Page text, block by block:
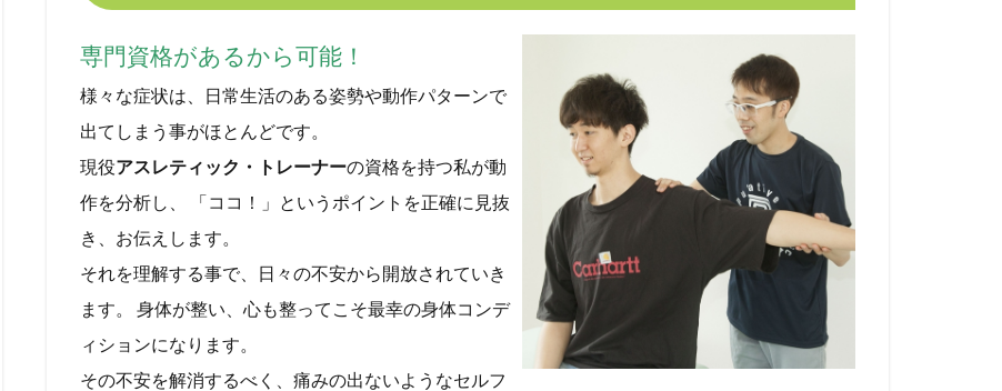
専門資格があるから可能！
様々な症状は、日常生活のある姿勢や動作パターンで
出てしまう事がほとんどです。
現役アスレティック・トレーナーの資格を持つ私が動
作を分析し、
「ココ ！ 」
というポイントを正確に見抜
き、お伝えします。
それを理解する事で、日々の不安から開放されていき
ます。 身体が整い、心も整ってこそ最幸の身体コンデ
ィションになります。
その不安を解消するべく、痛みの出ないようなセルフ